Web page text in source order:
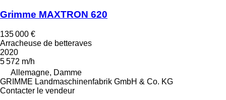
Grimme MAXTRON 620
135 000 €
Arracheuse de betteraves
2020
5 572 m/h
Allemagne, Damme
GRIMME Landmaschinenfabrik GmbH & Co. KG
Contacter le vendeur